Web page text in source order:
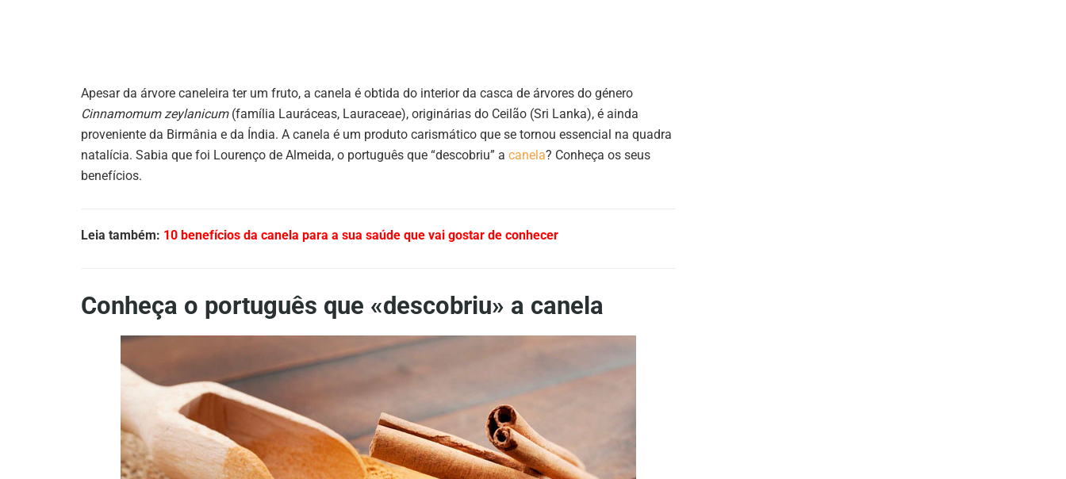
Apesar da árvore caneleira ter um fruto, a canela é obtida do interior da casca de árvores do género
Cinnamomum zeylanicum (família Lauráceas, Lauraceae), originárias do Ceilão (Sri Lanka), é ainda
proveniente da Birmânia e da Índia. A canela é um produto carismático que se tornou essencial na quadra
natalícia. Sabia que foi Lourenço de Almeida, o português que “descobriu” a canela? Conheça os seus
benefícios.
Leia também: 10 benefícios da canela para a sua saúde que vai gostar de conhecer
Conheça o português que «descobriu» a canela